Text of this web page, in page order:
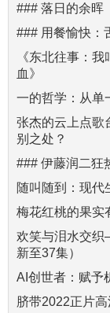
### 落日的余晖
### 用餐愉快：
《东北往事：
血》
一的哲学：从单
张杰的云上点歌
别之处？
### 伊藤润二狂
随叫随到：现代
梅花红桃的果实
欢笑与泪水交
新至37集）
AI创世者：赋予
脐带2022正片